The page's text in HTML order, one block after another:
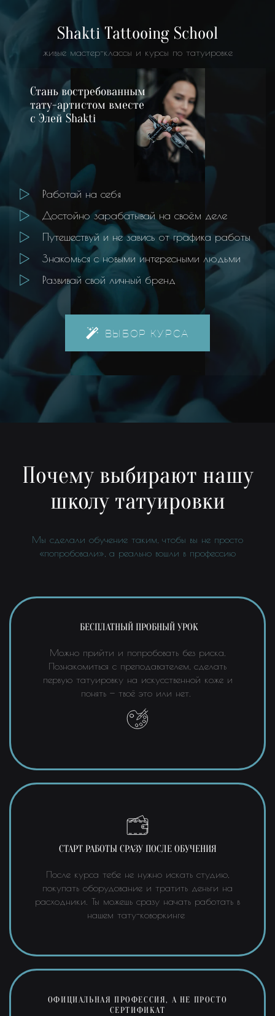
Shakti Tattooing School
живые мастер-классы и курсы по татуировке
Стань востребованным
тату-артистом вместе
с Элей Shakti
Работай на себя
Достойно зарабатывай на своём деле
Путешествуй и не завись от графика работы
Знакомься с новыми интересными людьми
Развивай свой личный бренд
ВЫБОР КУРСА
Почему выбирают нашу
школу татуировки
Мы сделали обучение таким, чтобы вы не просто
«попробовали», а реально вошли в профессию
БЕСПЛАТНЫЙ ПРОБНЫЙ УРОК
Можно прийти и попробовать без риска.
Познакомиться с преподавателем, сделать
первую татуировку на искусственной коже и
понять — твоё это или нет.
СТАРТ РАБОТЫ СРАЗУ ПОСЛЕ ОБУЧЕНИЯ
После курса тебе не нужно искать студию,
покупать оборудование и тратить деньги на
расходники. Ты можешь сразу начать работать в
нашем тату-коворкинге
ОФИЦИАЛЬНАЯ ПРОФЕССИЯ, А НЕ ПРОСТО
СЕРТИФИКАТ